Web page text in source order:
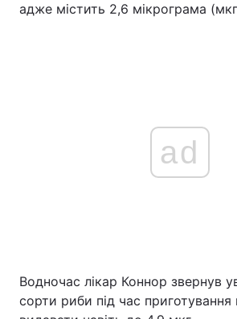
адже містить 2,6 мікрограма
ad
Водночас лікар Коннор звернув
сорти риби під час